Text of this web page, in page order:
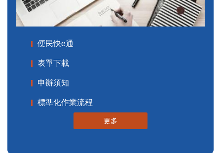
便民快e通
表單下載
申辦須知
標準化作業流程
更多